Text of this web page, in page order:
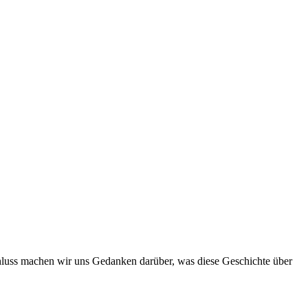
machen wir uns Gedanken darüber, was diese Geschichte über